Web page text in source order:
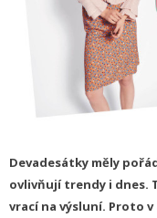
Devadesátky měly
ovlivňují trendy i dnes.
vrací na výsluní. Proto